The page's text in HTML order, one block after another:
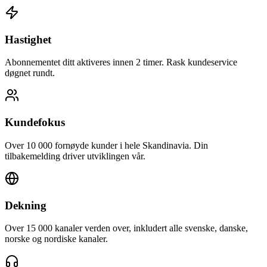
Hastighet
Abonnementet ditt aktiveres innen 2 timer. Rask kundeservice
døgnet rundt.
Kundefokus
Over 10 000 fornøyde kunder i hele Skandinavia. Din
tilbakemelding driver utviklingen vår.
Dekning
Over 15 000 kanaler verden over, inkludert alle svenske, danske,
norske og nordiske kanaler.